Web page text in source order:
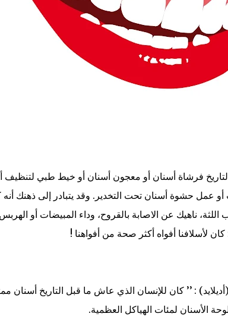
فرشاة أسنان أو معجون أسنان أو خيط طبي لتنظيف
أو عمل حشوة أسنان تحت التخدير. وقد يتبادر إلى ذهنك
اللثة، ناهيك عن الاصابة بالقروح، وداء المبيضات أو
لأسلافنا أفواه أكثر صحة من أفواهنا !
: ’’ كان للإنسان الذي عاش ما قبل التاريخ أسنان
الأسنان لمئات الهياكل العظمية.